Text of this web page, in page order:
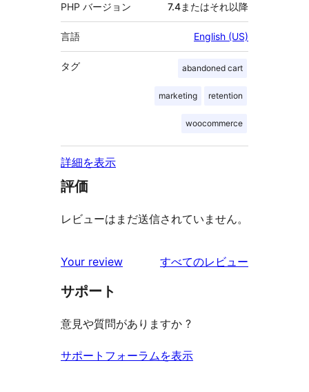
PHP バージョン 7.4またはそれ以降
言語 English (US)
タグ abandoned cart
marketing retention
woocommerce
詳細を表示
評価
レビューはまだ送信されていません。
Your review すべてのレビュー
サポート
意見や質問がありますか ?
サポートフォーラムを表示